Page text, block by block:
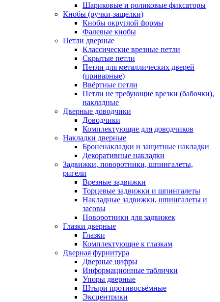
Шариковые и роликовые фиксаторы
Кнобы (ручки-защелки)
Кнобы округлой формы
Фалевые кнобы
Петли дверные
Классические врезные петли
Скрытые петли
Петли для металлических дверей
(приварные)
Ввёртные петли
Петли не требующие врезки (бабочки),
накладные
Дверные доводчики
Доводчики
Комплектующие для доводчиков
Накладки дверные
Броненакладки и защитные накладки
Декоративные накладки
Задвижки, поворотники, шпингалеты,
ригели
Врезные задвижки
Торцевые задвижки и шпингалеты
Накладные задвижки, шпингалеты и
засовы
Поворотники для задвижек
Глазки дверные
Глазки
Комплектующие к глазкам
Дверная фурнитура
Дверные цифры
Информационные таблички
Упоры дверные
Штыри противосъёмные
Эксцентрики